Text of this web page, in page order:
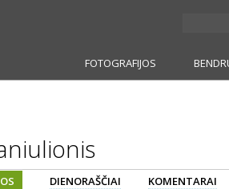
FOTOGRAFIJOS
DIENORAŠČIAI KOMENTARAI